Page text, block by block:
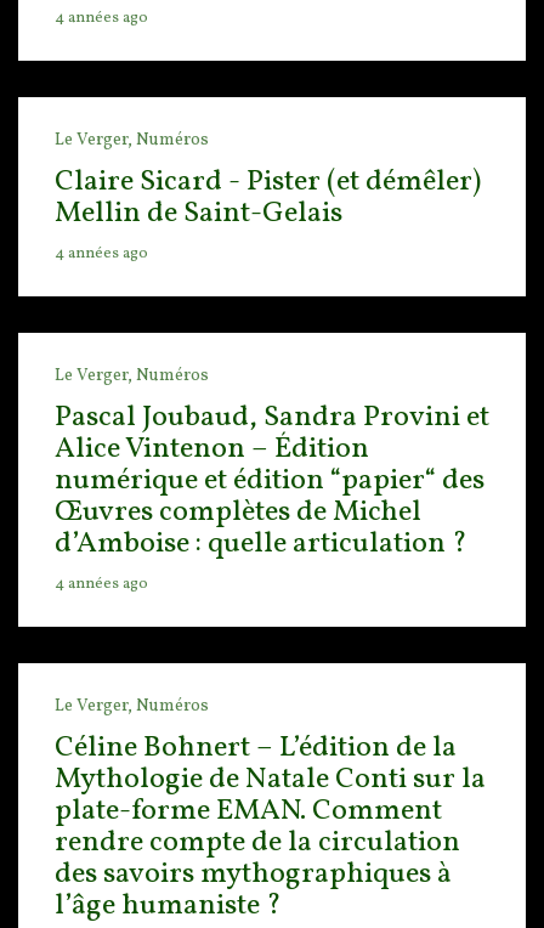
4 années ago
Le Verger, Numéros
Claire Sicard - Pister (et démêler)
Mellin de Saint-Gelais
4 années ago
Le Verger, Numéros
Pascal Joubaud, Sandra Provini et
Alice Vintenon – Édition
numérique et édition “papier“ des
Œuvres complètes de Michel
d’Amboise : quelle articulation ?
4 années ago
Le Verger, Numéros
Céline Bohnert – L’édition de la
Mythologie de Natale Conti sur la
plate-forme EMAN. Comment
rendre compte de la circulation
des savoirs mythographiques à
l’âge humaniste ?